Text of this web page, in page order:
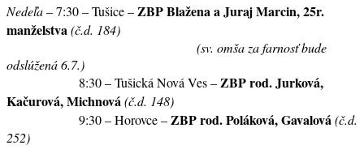
Nedeľa– 7:30 – Tušice –ZBP Blažena a Juraj Marcin,25r.
manželstva(č.d. 184)
(sv. omša za farnosť bude
odslúžená 6.7.)
8:30 – Tušická Nová Ves –ZBP rod. Jurková,
Kačurová,Michnová(č.d. 148)
9:30 – Horovce –ZBP rod. Poláková, Gavalová(č.d.
252)